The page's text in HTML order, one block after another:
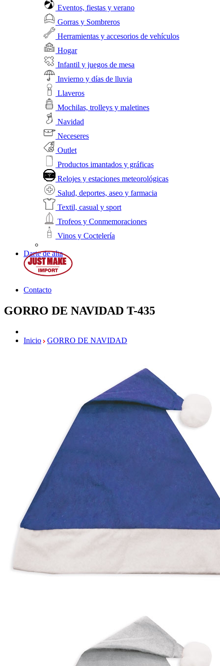
Eventos, fiestas y verano
Gorras y Sombreros
Herramientas y accesorios de vehículos
Hogar
Infantil y juegos de mesa
Invierno y días de lluvia
Llaveros
Mochilas, trolleys y maletines
Navidad
Neceseres
Outlet
Productos imantados y gráficas
Relojes y estaciones meteorológicas
Salud, deportes, aseo y farmacia
Textil, casual y sport
Trofeos y Conmemoraciones
Vinos y Coctelería
Darte de alta
Contacto
GORRO DE NAVIDAD T-435
Inicio GORRO DE NAVIDAD